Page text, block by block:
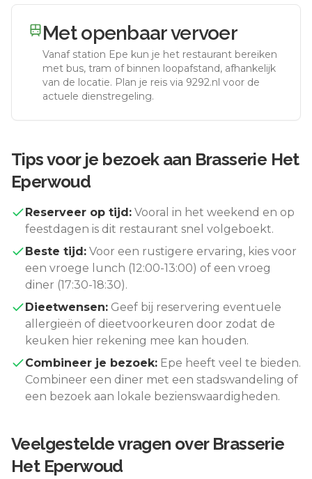
Met openbaar vervoer
Vanaf station Epe kun je het restaurant bereiken
met bus, tram of binnen loopafstand, afhankelijk
van de locatie. Plan je reis via 9292.nl voor de
actuele dienstregeling.
Tips voor je bezoek aan Brasserie Het
Eperwoud
Reserveer op tijd: Vooral in het weekend en op
feestdagen is dit restaurant snel volgeboekt.
Beste tijd: Voor een rustigere ervaring, kies voor
een vroege lunch (12:00-13:00) of een vroeg
diner (17:30-18:30).
Dieetwensen: Geef bij reservering eventuele
allergieën of dieetvoorkeuren door zodat de
keuken hier rekening mee kan houden.
Combineer je bezoek: Epe heeft veel te bieden.
Combineer een diner met een stadswandeling of
een bezoek aan lokale bezienswaardigheden.
Veelgestelde vragen over Brasserie
Het Eperwoud